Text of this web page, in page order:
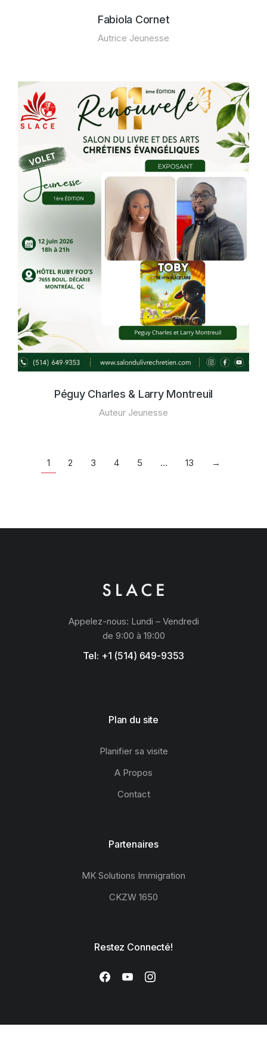
Fabiola Cornet
Autrice Jeunesse
Péguy Charles & Larry Montreuil
Auteur Jeunesse
1 2 3 4 5 … 13 →
Appelez-nous: Lundi – Vendredi
de 9:00 à 19:00
Tel: +1 (514) 649-9353
Plan du site
Planifier sa visite
A Propos
Contact
Partenaires
MK Solutions Immigration
CKZW 1650
Restez Connecté!